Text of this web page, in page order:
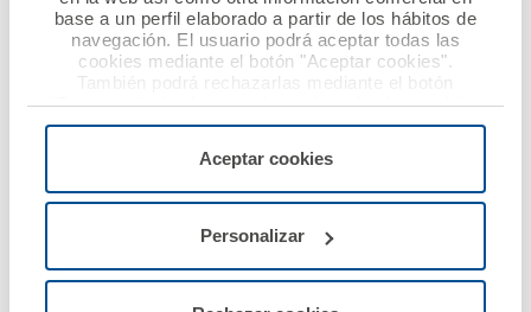
base a un perfil elaborado a partir de los hábitos de
navegación. El usuario podrá aceptar todas las
cookies mediante el botón "Aceptar cookies".
También podrá rechazarlas mediante el botón
"Rechazar", donde se rechazarán todas las cookies
menos las necesarias para permitir el acceso a los
configurarlas usando el botón “Personalizar".
Aceptar cookies
Personalizar
28 mayo 2021
A.M.A. aumenta su
hasta superar los 12
millones de euros
18 mayo 2021
Acuerdo de
Colegio de Enfermería
de Teruel y A.M.A.